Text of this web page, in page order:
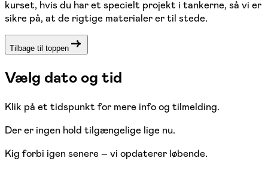
kurset, hvis du har et specielt projekt i tankerne, så vi er
sikre på, at de rigtige materialer er til stede.
Tilbage til toppen
Vælg dato og tid
Klik på et tidspunkt for mere info og tilmelding.
Der er ingen hold tilgængelige lige nu.
Kig forbi igen senere – vi opdaterer løbende.